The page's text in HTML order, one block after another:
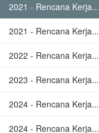
2021 - Rencana Kerja...
2021 - Rencana Kerja...
2022 - Rencana Kerja...
2023 - Rencana Kerja...
2024 - Rencana Kerja...
2024 - Rencana Kerja...